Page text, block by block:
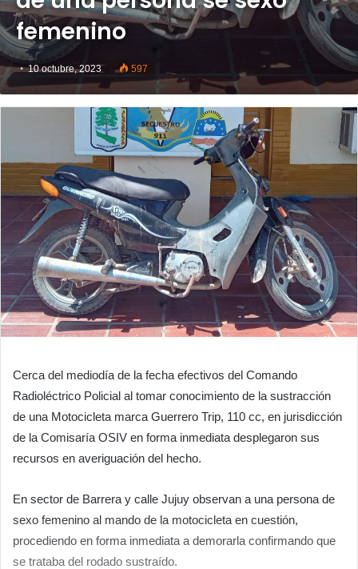
femenino
10 octubre, 2023 597
Cerca del mediodía de la fecha efectivos del Comando
Radioléctrico Policial al tomar conocimiento de la sustracción
de una Motocicleta marca Guerrero Trip, 110 cc, en jurisdicción
de la Comisaría OSIV en forma inmediata desplegaron sus
recursos en averiguación del hecho.
En sector de Barrera y calle Jujuy observan a una persona de
sexo femenino al mando de la motocicleta en cuestión,
procediendo en forma inmediata a demorarla confirmando que
se trataba del rodado sustraído.